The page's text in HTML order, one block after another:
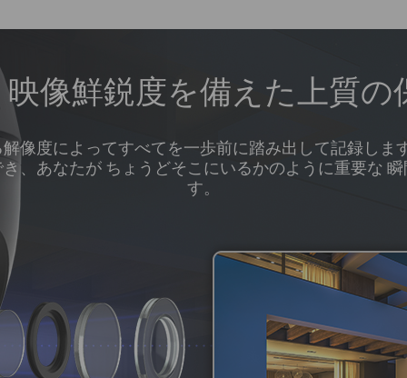
映像鮮鋭度を備えた上質の
像度によってすべてを一歩前に踏み出して記録しま
、あなたが ちょうどそこにいるかのように重要な
す。